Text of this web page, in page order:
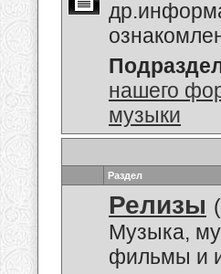
нашего
музыки
Раздел
Релизы
Музыка,
фильмы и